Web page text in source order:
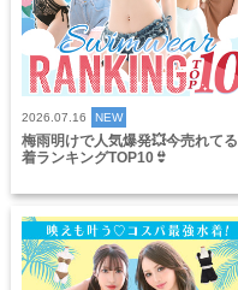
2026.07.16 NEW
梅雨明けで人気爆発💥今売れて
着ランキングTOP10👙